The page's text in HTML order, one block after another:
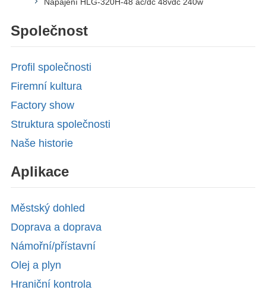
Napájení HLG-320H-48 ac/dc 48vdc 240w
Společnost
Profil společnosti
Firemní kultura
Factory show
Struktura společnosti
Naše historie
Aplikace
Městský dohled
Doprava a doprava
Námořní/přístavní
Olej a plyn
Hraniční kontrola